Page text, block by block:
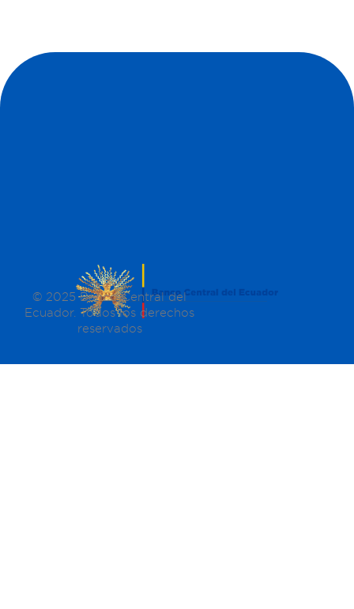
© 2025 Banco Central del
Ecuador. Todos los derechos
reservados